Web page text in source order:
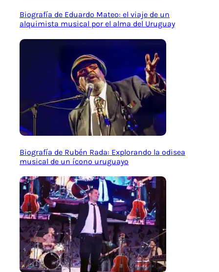
Biografía de Eduardo Mateo: el viaje de un
alquimista musical por el alma del Uruguay
Biografía de Rubén Rada: Explorando la odisea
musical de un ícono uruguayo